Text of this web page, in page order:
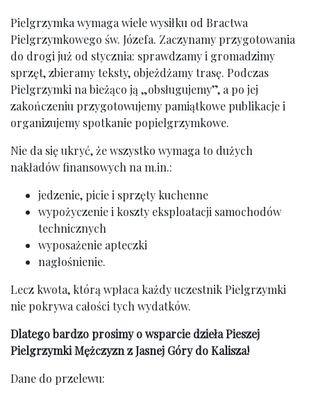
Pielgrzymka wymaga wiele wysiłku od Bractwa
Pielgrzymkowego św. Józefa. Zaczynamy przygotowania
do drogi już od stycznia: sprawdzamy i gromadzimy
sprzęt, zbieramy teksty, objeżdżamy trasę. Podczas
Pielgrzymki na bieżąco ją „obsługujemy”, a po jej
zakończeniu przygotowujemy pamiątkowe publikacje i
organizujemy spotkanie popielgrzymkowe.
Nie da się ukryć, że wszystko wymaga to dużych
nakładów finansowych na m.in.:
jedzenie, picie i sprzęty kuchenne
wypożyczenie i koszty eksploatacji samochodów
technicznych
wyposażenie apteczki
nagłośnienie.
Lecz kwota, którą wpłaca każdy uczestnik Pielgrzymki
nie pokrywa całości tych wydatków.
Dlatego bardzo prosimy o wsparcie dzieła Pieszej
Pielgrzymki Mężczyzn z Jasnej Góry do Kalisza!
Dane do przelewu: